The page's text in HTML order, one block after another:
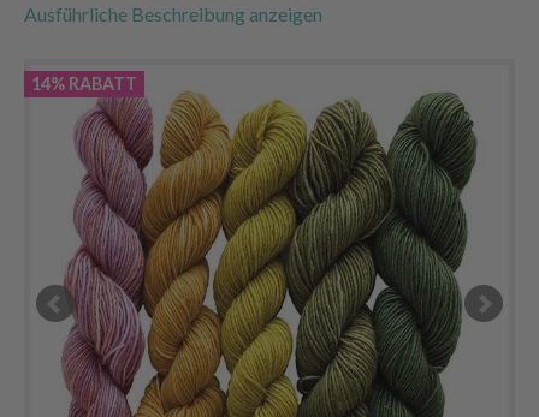
Ausführliche Beschreibung anzeigen
14% RABATT